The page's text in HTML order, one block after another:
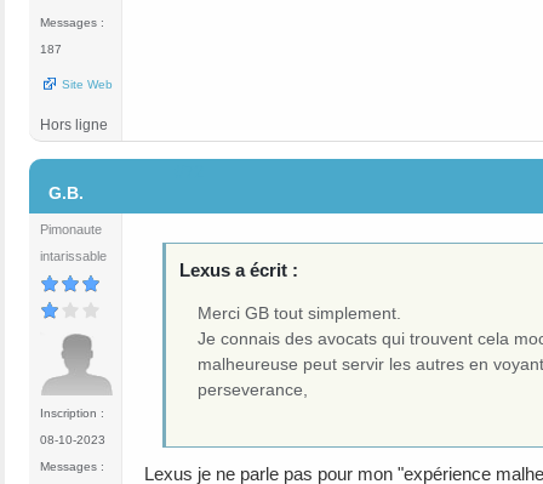
Messages :
187
Site Web
Hors ligne
G.B.
Pimonaute
intarissable
Inscription :
08-10-2023
Messages :
Lexus a écrit :
Merci GB tout simplement.
Je connais des avocats qui trouvent cela
malheureuse peut servir les autres en
perseverance,
Lexus je ne parle pas pour mon "expérience